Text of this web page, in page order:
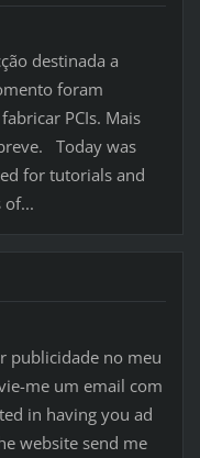
destinada a
foram
PCIs. Mais
Today was
for tutorials and
of...
publicidade no meu
me um email com
in having you ad
website send me